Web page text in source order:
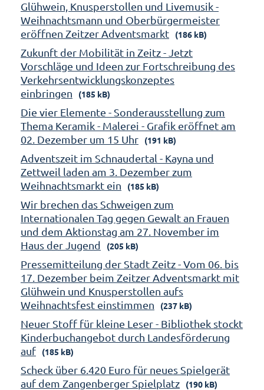
Glühwein, Knusperstollen und Livemusik -
Weihnachtsmann und Oberbürgermeister
eröffnen Zeitzer Adventsmarkt
(186 kB)
Zukunft der Mobilität in Zeitz - Jetzt
Vorschläge und Ideen zur Fortschreibung des
Verkehrsentwicklungskonzeptes
einbringen
(185 kB)
Die vier Elemente - Sonderausstellung zum
Thema Keramik - Malerei - Grafik eröffnet am
02. Dezember um 15 Uhr
(191 kB)
Adventszeit im Schnaudertal - Kayna und
Zettweil laden am 3. Dezember zum
Weihnachtsmarkt ein
(185 kB)
Wir brechen das Schweigen zum
Internationalen Tag gegen Gewalt an Frauen
und dem Aktionstag am 27. November im
Haus der Jugend
(205 kB)
Pressemitteilung der Stadt Zeitz - Vom 06. bis
17. Dezember beim Zeitzer Adventsmarkt mit
Glühwein und Knusperstollen aufs
Weihnachtsfest einstimmen
(237 kB)
Neuer Stoff für kleine Leser - Bibliothek stockt
Kinderbuchangebot durch Landesförderung
auf
(185 kB)
Scheck über 6.420 Euro für neues Spielgerät
auf dem Zangenberger Spielplatz
(190 kB)